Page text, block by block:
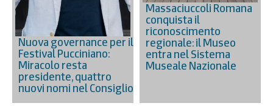
Nuova governance per il
Festival Pucciniano:
Miracolo resta
presidente, quattro
nuovi nomi nel Consiglio
Massaciuccoli Romana
conquista il
riconoscimento
regionale: il Museo
entra nel Sistema
Museale Nazionale